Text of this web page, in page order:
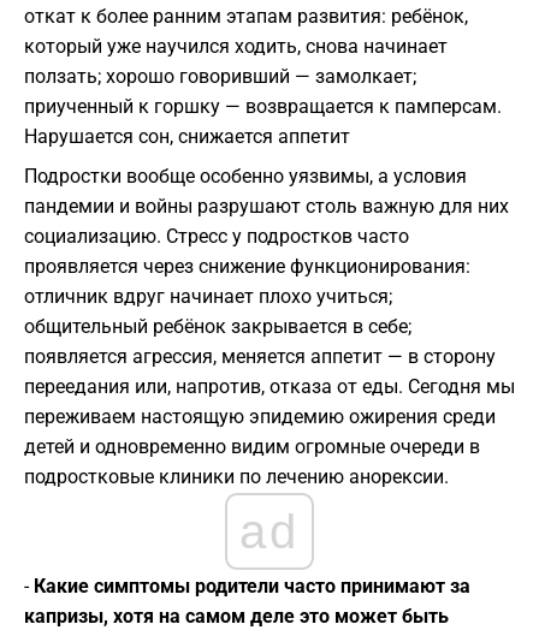
откат к более ранним этапам развития: ребёнок,
который уже научился ходить, снова начинает
ползать; хорошо говоривший — замолкает;
приученный к горшку — возвращается к памперсам.
Нарушается сон, снижается аппетит
Подростки вообще особенно уязвимы, а условия
пандемии и войны разрушают столь важную для них
социализацию. Стресс у подростков часто
проявляется через снижение функционирования:
отличник вдруг начинает плохо учиться;
общительный ребёнок закрывается в себе;
появляется агрессия, меняется аппетит — в сторону
переедания или, напротив, отказа от еды. Сегодня мы
переживаем настоящую эпидемию ожирения среди
детей и одновременно видим огромные очереди в
подростковые клиники по лечению анорексии.
ad
- Какие симптомы родители часто принимают за
капризы, хотя на самом деле это может быть